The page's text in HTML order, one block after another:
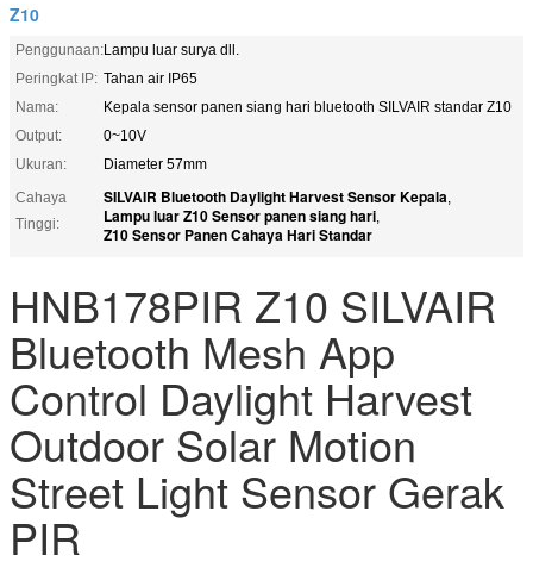
Z10
Penggunaan:Lampu luar surya dll.
Peringkat IP: Tahan air IP65
Nama:
Kepala sensor panen siang hari bluetooth SILVAIR standar Z10
Output:
0~10V
Ukuran:
Diameter 57mm
Cahaya
Tinggi:
SILVAIR Bluetooth Daylight Harvest Sensor Kepala,
Lampu luar Z10 Sensor panen siang hari,
Z10 Sensor Panen Cahaya Hari Standar
HNB178PIR Z10 SILVAIR
Bluetooth Mesh App
Control Daylight Harvest
Outdoor Solar Motion
Street Light Sensor Gerak
PIR